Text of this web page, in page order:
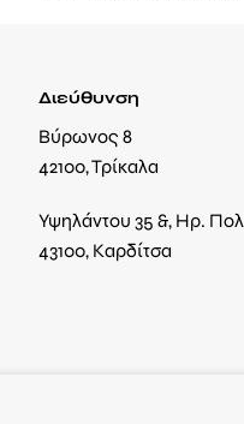
Διεύθυνση
Βύρωνος 8
42100, Τρίκαλα
Υψηλάντου 35 &, Ηρ.
43100, Καρδίτσα